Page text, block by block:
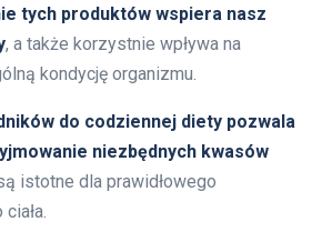
tych produktów wspiera nasz
, a także korzystnie wpływa na
kondycję organizmu.
do codziennej diety pozwala
niezbędnych kwasów
istotne dla prawidłowego